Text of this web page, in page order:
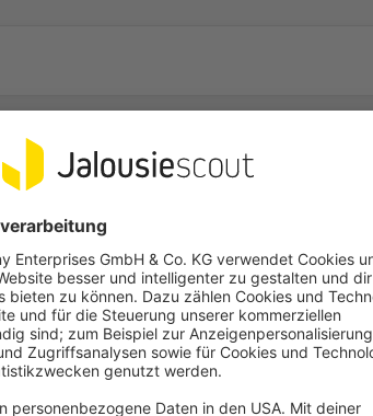
Häufige Fragen